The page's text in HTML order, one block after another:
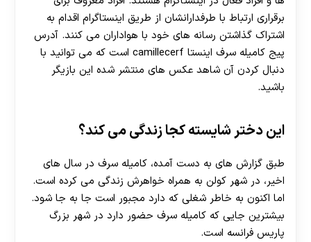
برقراری ارتباط با طرفدارانشان از طریق اینستاگرام اقدام به
اشتراک گذاشتن رسانه های خود با هواداران می کنند. آدرس
پیج کامیله سرف اینستا camillecerf است که می توانید با
دنبال کردن آن شاهد عکس های منتشر شده این بازیگر
باشید.
این دختر شایسته کجا زندگی می کند؟
طبق گزارش های به دست آمده، کامیله سرف در سال های
اخیر، در شهر کولن به همراه خواهرش زندگی می کرده است.
اما اکنون به خاطر شغلی که دارد مجبور است جا به جا شود.
بیشترین جایی که کامیله سرف حضور دارد در شهر بزرگ
پاریس فرانسه است.